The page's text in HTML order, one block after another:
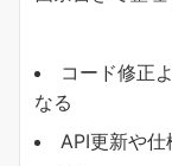
コード修正
なる
API更新や